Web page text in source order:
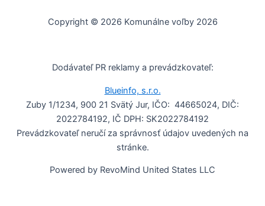
Copyright © 2026 Komunálne voľby 2026
Dodávateľ PR reklamy a prevádzkovateľ:
Blueinfo, s.r.o.
Zuby 1/1234, 900 21 Svätý Jur, IČO: 44665024, DIČ:
2022784192, IČ DPH: SK2022784192
Prevádzkovateľ neručí za správnosť údajov uvedených na
stránke.
Powered by RevoMind United States LLC